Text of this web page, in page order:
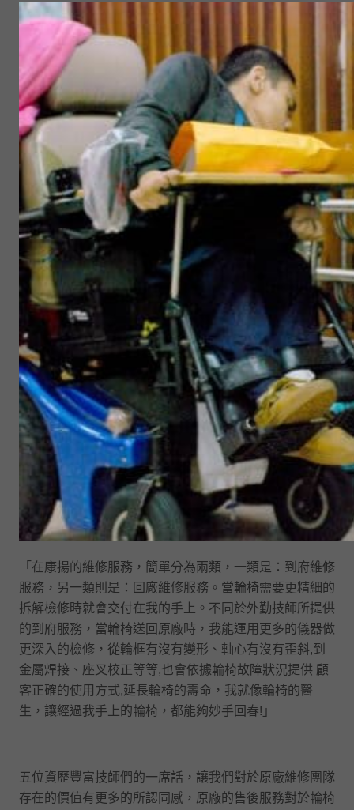
「在康揚的維修服務，簡單分為兩類，一類是：到府維修
服務，另一類則是：回廠維修服務。當輪椅需要更精細的
拆解檢修時就會交付在我的手上。不同於外勤技師所提供
的到府服務，當輪椅送回原廠時，我能運用更多的儀器做
更深入的檢修，從輪框有沒有變形、軸心有沒有歪斜,到
金屬焊接、座叉校正等等,也會依據輪椅故障狀況提供 顧
客正確的使用方式,延長輪椅的壽命，我就像輪椅的醫
生，讓經過我手上的輪椅，都能夠妙手回春!」
五位資歷豐富技師們的一席話，讓我們對於原廠維修團隊
存在的價值有更多的所認同感，原廠的售後服務對於輪椅